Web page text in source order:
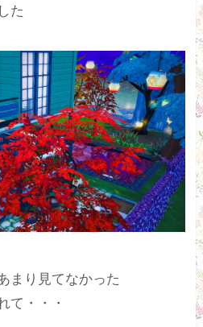
た
まり見てなかった
て・・・